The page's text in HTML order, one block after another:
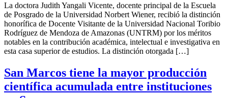
La doctora Judith Yangali Vicente, docente principal de la Escuela
de Posgrado de la Universidad Norbert Wiener, recibió la distinción
honorífica de Docente Visitante de la Universidad Nacional Toribio
Rodríguez de Mendoza de Amazonas (UNTRM) por los méritos
notables en la contribución académica, intelectual e investigativa en
esta casa superior de estudios. La distinción otorgada […]
San Marcos tiene la mayor producción
científica acumulada entre instituciones